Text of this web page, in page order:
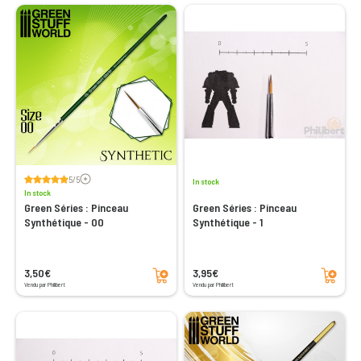
5/5Voir les avis
In stock
Green Séries : Pinceau
Synthétique - 00
3,50€
Vendu par Philibert
Add to cart
In stock
Green Séries : Pinceau
Synthétique - 1
3,95€
Vendu par Philibert
Add to cart